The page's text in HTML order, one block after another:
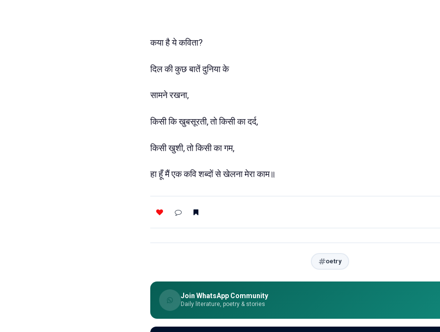
कया है ये कविता?
दिल की कुछ बातें दुनिया के
सामने रखना,
किसी कि खुबसूरती, तो किसी का दर्द,
किसी खुशी, तो किसी का गम,
हा हूँ मैं एक कवि शब्दों से खेलना मेरा काम॥
oetry
Join WhatsApp Community
Daily literature, poetry & stories